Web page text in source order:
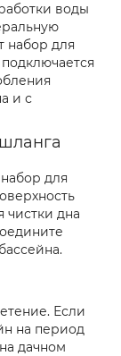
воды
набор для
и с
для
дна
Если
на период
дачном